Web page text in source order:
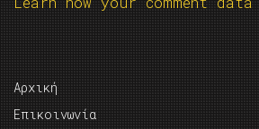
Αρχική
Επικοινωνία